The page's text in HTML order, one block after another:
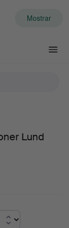
Mostrar
Lund